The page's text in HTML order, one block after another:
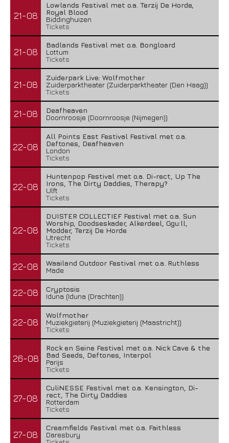
21-08
Lowlands Festival met o.a. Terzij De Horde,
Royal Blood
Biddinghuizen
Tickets
21-08
Badlands Festival met o.a. Bongloard
Lottum
Tickets
21-08
Zuiderpark Live: Wolfmother
Zuiderparktheater (Zuiderparktheater (Den Haag))
Tickets
21-08
Deafheaven
Doornroosje (Doornroosje (Nijmegen))
22-08
All Points East Festival Festival met o.a.
Deftones, Deafheaven
London
Tickets
22-08
Huntenpop Festival met o.a. Di-rect, Up The
Irons, The Dirty Daddies, Therapy?
Ulft
Tickets
22-08
DUISTER COLLECTIEF Festival met o.a. Sun
Worship, Doodseskader, Alkerdeel, Ggu:ll,
Modder, Terzij De Horde
Utrecht
Tickets
22-08
Waailand Outdoor Festival met o.a. Ruthless
Made
22-08
Cryptosis
Iduna (Iduna (Drachten))
22-08
Wolfmother
Muziekgieterij (Muziekgieterij (Maastricht))
Tickets
26-08
Rock en Seine Festival met o.a. Nick Cave & the
Bad Seeds, Deftones, Interpol
Parijs
Tickets
27-08
CuliNESSE Festival met o.a. Kensington, Di-
rect, The Dirty Daddies
Rotterdam
Tickets
27-08
Creamfields Festival met o.a. Faithless
Daresbury